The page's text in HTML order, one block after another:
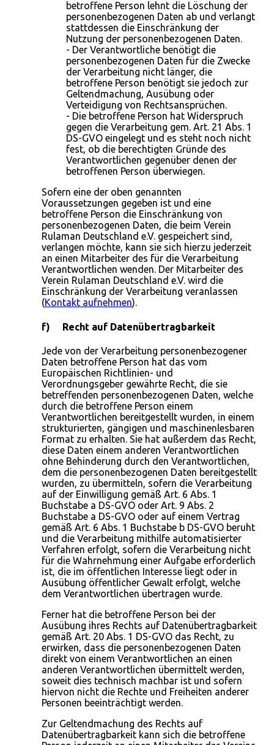
betroffene Person lehnt die Löschung der
personenbezogenen Daten ab und verlangt
stattdessen die Einschränkung der
Nutzung der personenbezogenen Daten.
- Der Verantwortliche benötigt die
personenbezogenen Daten für die Zwecke
der Verarbeitung nicht länger, die
betroffene Person benötigt sie jedoch zur
Geltendmachung, Ausübung oder
Verteidigung von Rechtsansprüchen.
- Die betroffene Person hat Widerspruch
gegen die Verarbeitung gem. Art. 21 Abs. 1
DS-GVO eingelegt und es steht noch nicht
fest, ob die berechtigten Gründe des
Verantwortlichen gegenüber denen der
betroffenen Person überwiegen.
Sofern eine der oben genannten
Voraussetzungen gegeben ist und eine
betroffene Person die Einschränkung von
personenbezogenen Daten, die beim Verein
Rulaman Deutschland e.V. gespeichert sind,
verlangen möchte, kann sie sich hierzu jederzeit
an einen Mitarbeiter des für die Verarbeitung
Verantwortlichen wenden. Der Mitarbeiter des
Verein Rulaman Deutschland e.V. wird die
Einschränkung der Verarbeitung veranlassen
(Kontakt aufnehmen).
f) Recht auf Datenübertragbarkeit
Jede von der Verarbeitung personenbezogener
Daten betroffene Person hat das vom
Europäischen Richtlinien- und
Verordnungsgeber gewährte Recht, die sie
betreffenden personenbezogenen Daten, welche
durch die betroffene Person einem
Verantwortlichen bereitgestellt wurden, in einem
strukturierten, gängigen und maschinenlesbaren
Format zu erhalten. Sie hat außerdem das Recht,
diese Daten einem anderen Verantwortlichen
ohne Behinderung durch den Verantwortlichen,
dem die personenbezogenen Daten bereitgestellt
wurden, zu übermitteln, sofern die Verarbeitung
auf der Einwilligung gemäß Art. 6 Abs. 1
Buchstabe a DS-GVO oder Art. 9 Abs. 2
Buchstabe a DS-GVO oder auf einem Vertrag
gemäß Art. 6 Abs. 1 Buchstabe b DS-GVO beruht
und die Verarbeitung mithilfe automatisierter
Verfahren erfolgt, sofern die Verarbeitung nicht
für die Wahrnehmung einer Aufgabe erforderlich
ist, die im öffentlichen Interesse liegt oder in
Ausübung öffentlicher Gewalt erfolgt, welche
dem Verantwortlichen übertragen wurde.
Ferner hat die betroffene Person bei der
Ausübung ihres Rechts auf Datenübertragbarkeit
gemäß Art. 20 Abs. 1 DS-GVO das Recht, zu
erwirken, dass die personenbezogenen Daten
direkt von einem Verantwortlichen an einen
anderen Verantwortlichen übermittelt werden,
soweit dies technisch machbar ist und sofern
hiervon nicht die Rechte und Freiheiten anderer
Personen beeinträchtigt werden.
Zur Geltendmachung des Rechts auf
Datenübertragbarkeit kann sich die betroffene